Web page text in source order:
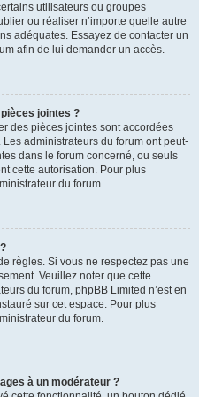
utilisateurs ou groupes
ou réaliser n’importe quelle autre
adéquates. Essayez de contacter un
afin de lui demander un accès.
jointes ?
des pièces jointes sont accordées
administrateurs du forum ont peut-
dans le forum concerné, ou seuls
cette autorisation. Pour plus
du forum.
règles. Si vous ne respectez pas une
Veuillez noter que cette
du forum, phpBB Limited n’est en
sur cet espace. Pour plus
du forum.
à un modérateur ?